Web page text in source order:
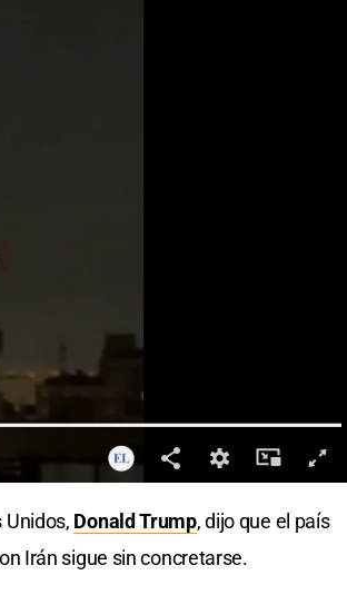
Donald Trump, dijo que el país
Irán sigue sin concretarse.